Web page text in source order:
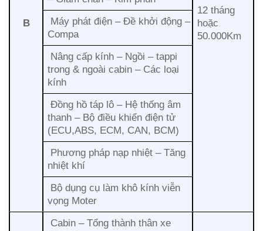
B
12 tháng
hoặc
50.000Km
Máy phát điện – Đề khởi động –
Compa
Nâng cấp kính – Ngồi – tappi
trong & ngoài cabin – Các loại
kính
Đồng hồ táp lô – Hệ thống âm
thanh – Bộ điều khiển điện tử
(ECU,ABS, ECM, CAN, BCM)
Phương pháp nạp nhiệt – Tăng
nhiệt khí
Bộ dụng cụ làm khô kính viễn
vọng Moter
Cabin – Tổng thành thân xe